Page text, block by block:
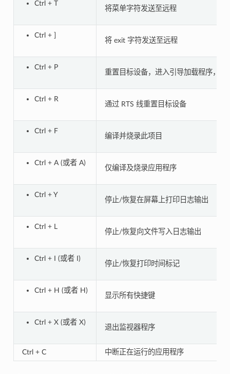
Ctrl + T
将菜单字符发送至远程
Ctrl + ]
将 exit 字符发送至远程
Ctrl + P
重置目标设备，进入引导加载程序，通
Ctrl + R
通过 RTS 线重置目标设备
Ctrl + F
编译并烧录此项目
Ctrl + A (或者 A)
仅编译及烧录应用程序
Ctrl + Y
停止/恢复在屏幕上打印日志输出
Ctrl + L
停止/恢复向文件写入日志输出
Ctrl + I (或者 I)
停止/恢复打印时间标记
Ctrl + H (或者 H)
显示所有快捷键
Ctrl + X (或者 X)
退出监视器程序
Ctrl + C 中断正在运行的应用程序